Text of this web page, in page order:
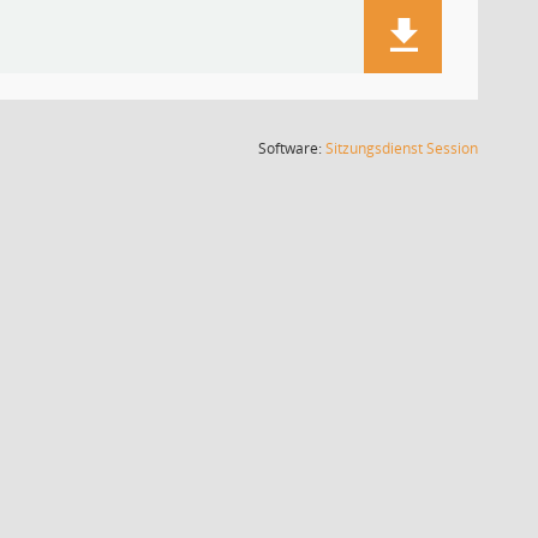
Software:SitzungsdienstSession(Wird in